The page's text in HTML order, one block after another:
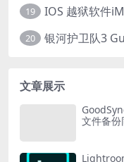
19
20
文章展示
文件备